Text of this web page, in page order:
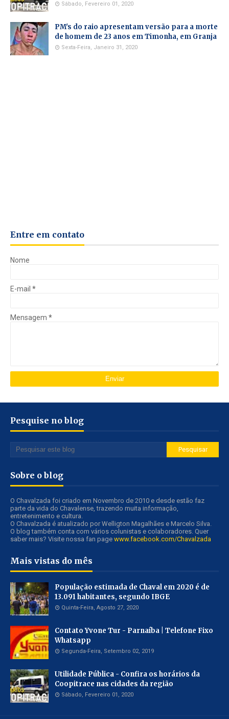
Sábado, Fevereiro 01, 2020
PM's do raio apresentam versão para a morte
de homem de 23 anos em Timonha, em Granja
Sexta-Feira, Janeiro 31, 2020
Entre em contato
Nome
E-mail *
Mensagem *
Pesquise no blog
Sobre o blog
O Chavalzada foi criado em Novembro de 2010 e desde estão faz
parte da vida do Chavalense, trazendo muita informação,
entretenimento e cultura.
O Chavalzada é atualizado por Welligton Magalhães e Marcelo Silva.
O blog também conta com vários colunistas e colaboradores. Quer
saber mais? Visite nossa fan page www.facebook.com/Chavalzada
Mais vistas do mês
População estimada de Chaval em 2020 é de
13.091 habitantes, segundo IBGE
Quinta-Feira, Agosto 27, 2020
Contato Yvone Tur - Parnaíba | Telefone Fixo
Whatsapp
Segunda-Feira, Setembro 02, 2019
Utilidade Pública - Confira os horários da
Coopitrace nas cidades da região
Sábado, Fevereiro 01, 2020